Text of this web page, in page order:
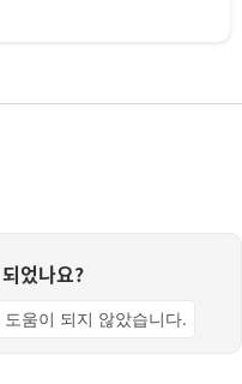
었나요?
도움이 되지 않았습니다.